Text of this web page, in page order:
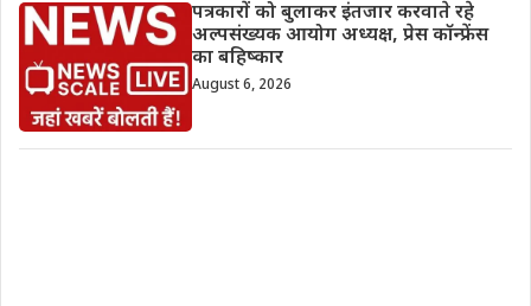
पत्रकारों को बुलाकर इंतजार करवाते रहे
अल्पसंख्यक आयोग अध्यक्ष, प्रेस कॉन्फ्रेंस
का बहिष्कार
August 6, 2026